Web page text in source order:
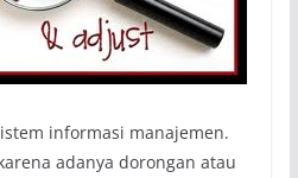
informasi manajemen.
adanya dorongan atau